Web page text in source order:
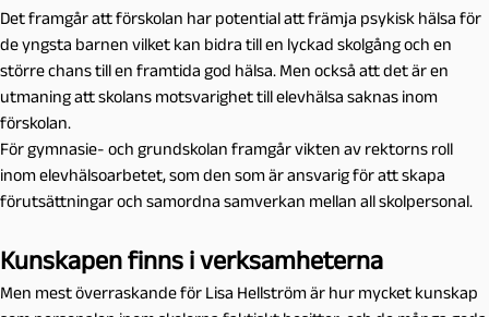
Det framgår att förskolan har potential att främja psykisk hälsa för
de yngsta barnen vilket kan bidra till en lyckad skolgång och en
större chans till en framtida god hälsa. Men också att det är en
utmaning att skolans motsvarighet till elevhälsa saknas inom
förskolan.
För gymnasie- och grundskolan framgår vikten av rektorns roll
inom elevhälsoarbetet, som den som är ansvarig för att skapa
förutsättningar och samordna samverkan mellan all skolpersonal.
Kunskapen finns i verksamheterna
Men mest överraskande för Lisa Hellström är hur mycket kunskap